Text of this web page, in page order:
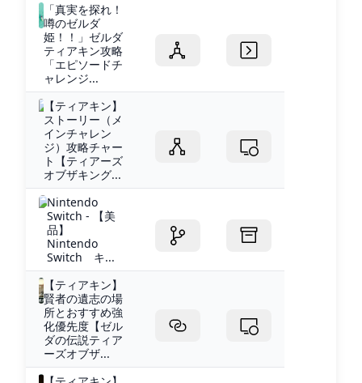
「真実を探れ！
噂のゼルダ
姫！！」ゼルダ
ティアキン攻略
「エピソードチ
ャレンジ...
【ティアキン】
ストーリー（メ
インチャレン
ジ）攻略チャー
ト【ティアーズ
オブザキング...
Nintendo
Switch - 【美
品】
Nintendo
Switch キ...
【ティアキン】
賢者の遺志の場
所とおすすめ強
化優先度【ゼル
ダの伝説ティア
ーズオブザ...